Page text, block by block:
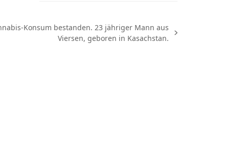
Konsum bestanden. 23 jähriger Mann aus
Viersen, geboren in Kasachstan.